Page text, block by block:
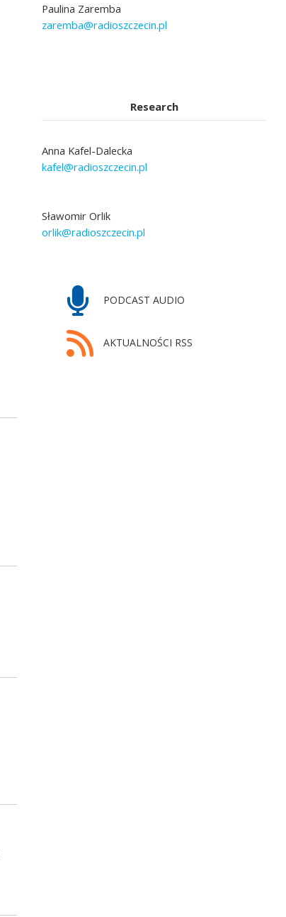
Paulina Zaremba
zaremba@radioszczecin.pl
Research
Anna Kafel-Dalecka
kafel@radioszczecin.pl
Sławomir Orlik
orlik@radioszczecin.pl
PODCAST AUDIO
AKTUALNOŚCI RSS